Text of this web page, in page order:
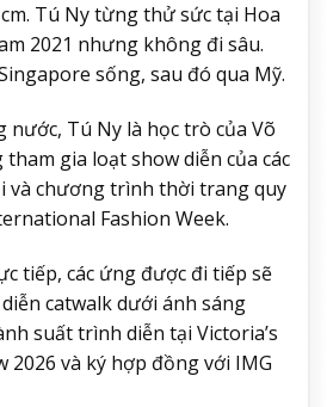
Tú Ny từng thử sức tại Hoa
2021 nhưng không đi sâu.
sống, sau đó qua Mỹ.
Tú Ny là học trò của Võ
tham gia loạt show diễn của các
và chương trình thời trang quy
Fashion Week.
tiếp, các ứng được đi tiếp sẽ
catwalk dưới ánh sáng
suất trình diễn tại Victoria’s
2026 và ký hợp đồng với IMG